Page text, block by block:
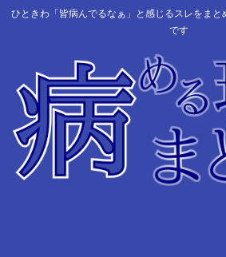
ひときわ「皆病んでるなぁ」と感じるスレをま
です